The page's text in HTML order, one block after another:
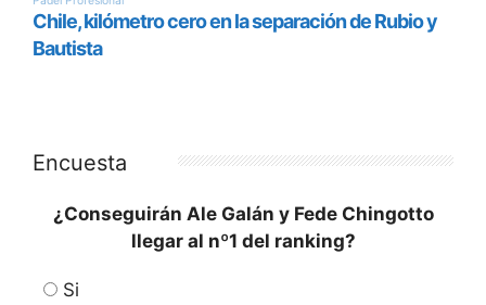
Encuesta
¿Conseguirán Ale Galán y Fede Chingotto
llegar al nº1 del ranking?
Si